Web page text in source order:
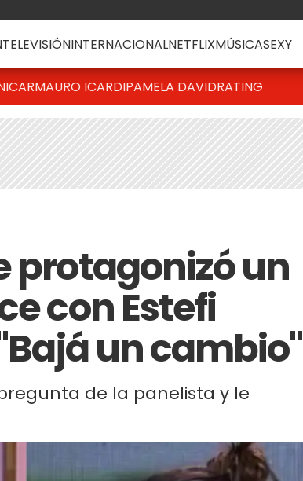
TELEVISIÓNINTERNACIONALNETFLIXMÚSICASEXY
MAURO ICARDIPAMELA DAVIDRATING
protagonizó un
con Estefi
un cambio"
de la panelista y le